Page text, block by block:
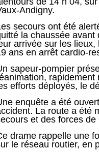
Andigny.
secours ont été
la chaussée avant
arrivée sur les
ans en arrêt cardio-
sapeur-pompier
efforts déployés, le
enquête a été
La route a été
et des forces de
drame rappelle une
le réseau routier, en